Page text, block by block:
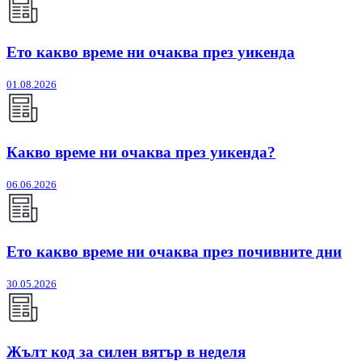
Ето какво време ни очаква през уикенда
01.08.2026
Какво време ни очаква през уикенда?
06.06.2026
Ето какво време ни очаква през почивните дни
30.05.2026
Жълт код за силен вятър в неделя